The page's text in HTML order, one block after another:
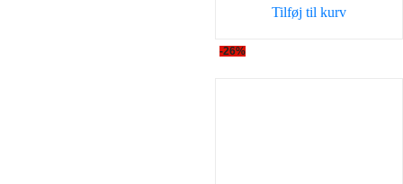
59,00 kr..
Tilføj til kurv
-26%